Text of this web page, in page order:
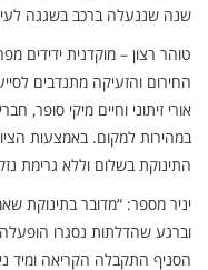
שנה שננעלה ברכב בשגגה
טוהר רצון – מוקדנית ידידים
החירום והזעיקה מתנדבים
אורי זיתוני וחיים מיקי סופר,
במהירות למקום. באמצעות
התינוקת בשלום וללא גרימת
יניר מספר: “מדובר בתינוקת
וברגע שהדלתות נסגרו
הסניף התקבלה הקריאה ומיד